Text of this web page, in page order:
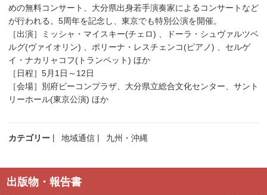
めの無料コンサート、大分県出身若手演奏家によるコンサートなど
が行われる。5周年を記念し、東京でも特別公演を開催。
［出演］ミッシャ・マイスキー(チェロ) 、ドーラ・シュヴァルツベ
ルグ(ヴァイオリン) 、ポリーナ・レスチェンコ(ピアノ) 、セルゲ
イ・ナカリャコフ(トランペット) ほか
［日程］5月1日～12日
［会場］別府ビーコンプラザ、大分県立総合文化センター、サント
リーホール(東京公演) ほか
カテゴリー 地域通信 九州・沖縄
出版物・報告書